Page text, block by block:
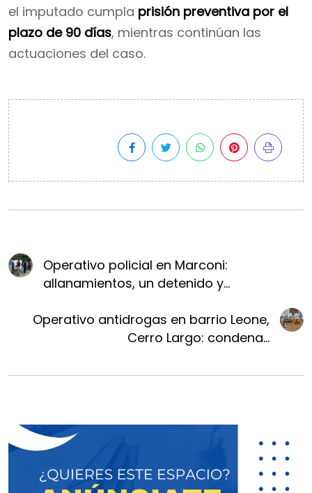
el imputado cumpla prisión preventiva por el
plazo de 90 días, mientras continúan las
actuaciones del caso.
Operativo policial en Marconi:
allanamientos, un detenido y...
Operativo antidrogas en barrio Leone,
Cerro Largo: condena...